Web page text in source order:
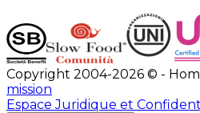
Copyright 2004-2026 © -
mission
Espace Juridique et